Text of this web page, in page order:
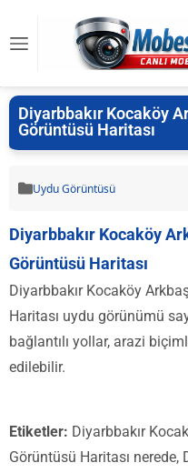
Diyarbbakır Kocaköy
Görüntüsü Haritası
Uydu Görüntüsü
Diyarbbakır Kocaköy
Görüntüsü Haritası
Diyarbbakır Kocaköy
Haritası uydu görünümü
bağlantılı yollar, arazi
edilebilir.
Etiketler: Diyarbbakır
Görüntüsü Haritası nerede,